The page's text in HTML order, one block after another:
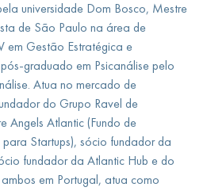
universidade Dom Bosco, Mestre
de São Paulo na área de
em Gestão Estratégica e
graduado em Psicanálise pelo
Atua no mercado de
do Grupo Ravel de
Angels Atlantic (Fundo de
Startups), sócio fundador da
fundador da Atlantic Hub e do
em Portugal, atua como